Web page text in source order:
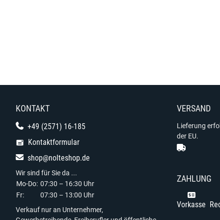
KONTAKT
+49 (2571) 16-185
Kontaktformular
shop@nolteshop.de
Wir sind für Sie da ...
Mo-Do: 07:30 – 16:30 Uhr
Fr:
07:30 – 13:00 Uhr
Verkauf nur an Unternehmer,
VERSAND
Lieferung
der EU.
ZAHLUNG
Vorkasse